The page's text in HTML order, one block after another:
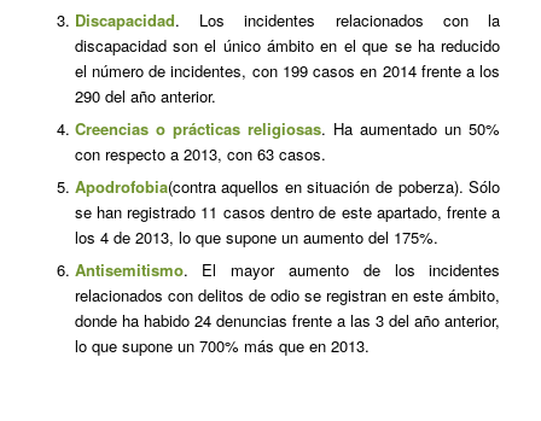
Discapacidad. Los incidentes relacionados con la
discapacidad son el único ámbito en el que se ha reducido
el número de incidentes, con 199 casos en 2014 frente a los
290 del año anterior.
Creencias o prácticas religiosas. Ha aumentado un 50%
con respecto a 2013, con 63 casos.
Apodrofobia(contra aquellos en situación de poberza). Sólo
se han registrado 11 casos dentro de este apartado, frente a
los 4 de 2013, lo que supone un aumento del 175%.
Antisemitismo. El mayor aumento de los incidentes
relacionados con delitos de odio se registran en este ámbito,
donde ha habido 24 denuncias frente a las 3 del año anterior,
lo que supone un 700% más que en 2013.